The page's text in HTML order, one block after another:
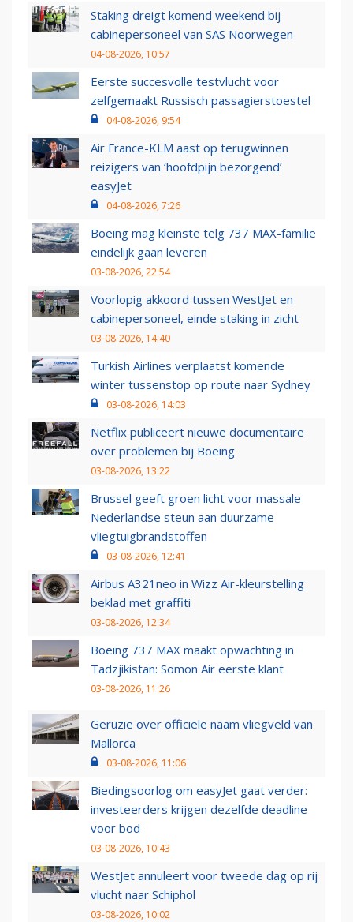
Staking dreigt komend weekend bij
cabinepersoneel van SAS Noorwegen
04-08-2026, 10:57
Eerste succesvolle testvlucht voor
zelfgemaakt Russisch passagierstoestel
04-08-2026, 9:54
Air France-KLM aast op terugwinnen
reizigers van ‘hoofdpijn bezorgend’
easyJet
04-08-2026, 7:26
Boeing mag kleinste telg 737 MAX-familie
eindelijk gaan leveren
03-08-2026, 22:54
Voorlopig akkoord tussen WestJet en
cabinepersoneel, einde staking in zicht
03-08-2026, 14:40
Turkish Airlines verplaatst komende
winter tussenstop op route naar Sydney
03-08-2026, 14:03
Netflix publiceert nieuwe documentaire
over problemen bij Boeing
03-08-2026, 13:22
Brussel geeft groen licht voor massale
Nederlandse steun aan duurzame
vliegtuigbrandstoffen
03-08-2026, 12:41
Airbus A321neo in Wizz Air-kleurstelling
beklad met graffiti
03-08-2026, 12:34
Boeing 737 MAX maakt opwachting in
Tadzjikistan: Somon Air eerste klant
03-08-2026, 11:26
Geruzie over officiële naam vliegveld van
Mallorca
03-08-2026, 11:06
Biedingsoorlog om easyJet gaat verder:
investeerders krijgen dezelfde deadline
voor bod
03-08-2026, 10:43
WestJet annuleert voor tweede dag op rij
vlucht naar Schiphol
03-08-2026, 10:02